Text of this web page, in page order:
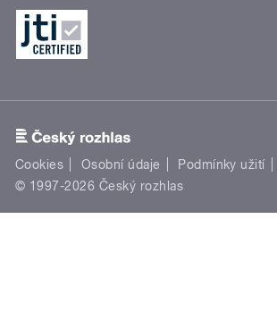
Cookies Osobní údaje Podmínky užití
© 1997-2026 Český rozhlas